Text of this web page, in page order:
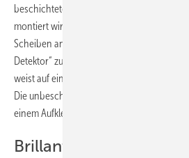
beschichtete Seite zuverlässig in
montiert wird, können Glasverarbeiter vor
Scheiben an die Monteure jetzt auf den
Detektor“ zugreifen. Das handliche Tool
weist auf einem Digitaldisplay zuverlässig
Die unbeschichtete Seite kann
einem Aufkleber markiert werden.
Brillante Durchsicht für